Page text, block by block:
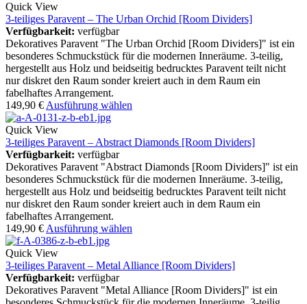
Quick View
3-teiliges Paravent – The Urban Orchid [Room Dividers]
Verfügbarkeit: verfügbar
Dekoratives Paravent "The Urban Orchid [Room Dividers]" ist ein
besonderes Schmuckstück für die modernen Inneräume. 3-teilig,
hergestellt aus Holz und beidseitig bedrucktes Paravent teilt nicht
nur diskret den Raum sonder kreiert auch in dem Raum ein
fabelhaftes Arrangement.
149,90 € Ausführung wählen
Quick View
3-teiliges Paravent – Abstract Diamonds [Room Dividers]
Verfügbarkeit: verfügbar
Dekoratives Paravent "Abstract Diamonds [Room Dividers]" ist ein
besonderes Schmuckstück für die modernen Inneräume. 3-teilig,
hergestellt aus Holz und beidseitig bedrucktes Paravent teilt nicht
nur diskret den Raum sonder kreiert auch in dem Raum ein
fabelhaftes Arrangement.
149,90 € Ausführung wählen
Quick View
3-teiliges Paravent – Metal Alliance [Room Dividers]
Verfügbarkeit: verfügbar
Dekoratives Paravent "Metal Alliance [Room Dividers]" ist ein